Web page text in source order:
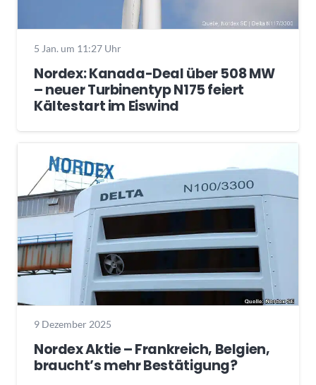
5 Jan. um 11:27 Uhr
Nordex: Kanada-Deal über 508 MW
– neuer Turbinentyp N175 feiert
Kältestart im Eiswind
9 Dezember 2025
Nordex Aktie – Frankreich, Belgien,
braucht’s mehr Bestätigung?